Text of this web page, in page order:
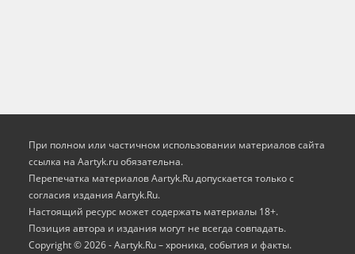
При полном или частичном использовании материалов сайта
ссылка на Aartyk.ru oбязательна.
Перепечатка материалов Aartyk.Ru допускается только с
согласия издания Aartyk.Ru.
Настоящий ресурс может содержать материалы 18+.
Позиция автора и издания могут не всегда совпадать.
Copyright © 2026 - Aartyk.Ru – хроника, события и факты.